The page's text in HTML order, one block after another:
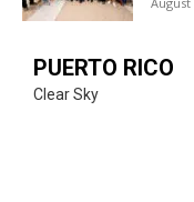
PUERTO RICO
Clear Sky